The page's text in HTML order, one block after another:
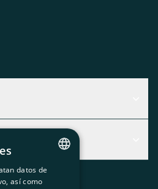
encaja mejor
CATALAN
datos de
así como